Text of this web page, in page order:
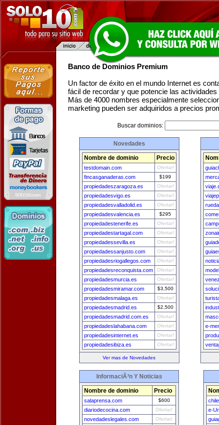
Banco de Dominios Premium
Un factor de éxito en el mundo Internet es
fácil de recordar y que potencie las
Más de 4000 nombres especialmente
marketing pueden ser adquiridos a precios
Buscar dominios:
Novedades
Nombre de dominio Precio
testdomain.com Ofertar!
fincasganaderas.com $199
propiedadeszaragoza.es Ofertar!
propiedadesvigo.es Ofertar!
propiedadesvalladolid.es Ofertar!
propiedadesvalencia.es $295
propiedadestenerife.es Ofertar!
propiedadestartagal.com Ofertar!
propiedadessevilla.es Ofertar!
propiedadessanjusto.com Ofertar!
propiedadesriogallegos.com Ofertar!
propiedadesreconquista.com Ofertar!
propiedadesmurcia.es Ofertar!
propiedadesmiramar.com $3,500
propiedadesmalaga.es Ofertar!
propiedadesmadrid.es $2,500
propiedadesmadrid.com.es Ofertar!
propiedadeslahabana.com Ofertar!
propiedadesinternet.es Ofertar!
propiedadesibiza.es Ofertar!
Ver mas de Novedades
e-
InformaciÃ³n Y Noticias
Nombre de dominio Precio
salaprensa.com $600
diariodecocina.com Ofertar!
novedadeslegales.com Ofertar!
e-